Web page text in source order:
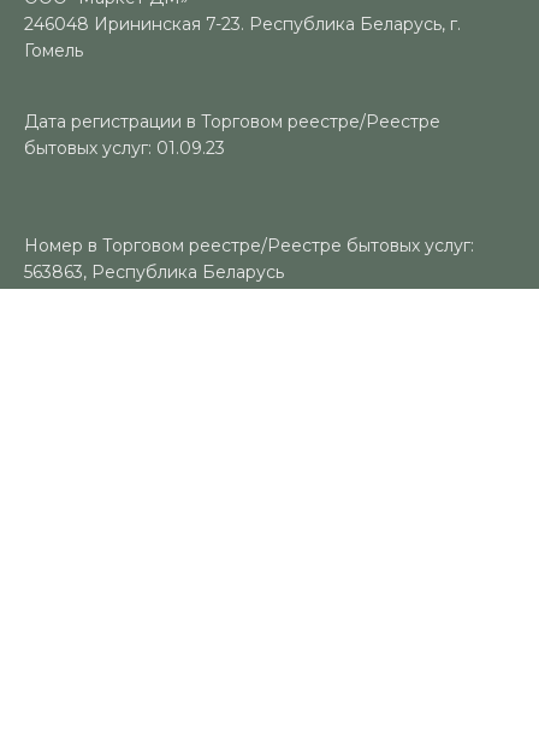
246048 Ирининская 7-23. Республика Беларусь, г.
Гомель
Дата регистрации в Торговом реестре/Реестре
бытовых услуг: 01.09.23
Номер в Торговом реестре/Реестре бытовых услуг:
563863, Республика Беларусь